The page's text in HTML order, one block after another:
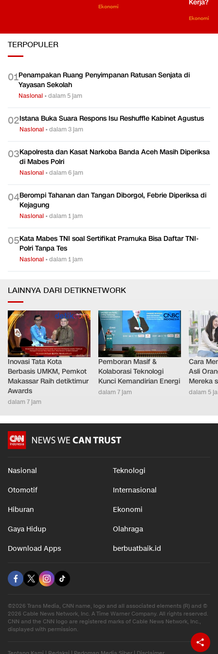
Ekonomi
Kerja?
Ekonomi
TERPOPULER
01Penampakan Ruang Penyimpanan Ratusan Senjata di
Yayasan Sekolah
Nasional •dalam 5 jam
02Istana Buka Suara Respons Isu Reshuffle Kabinet Agustus
Nasional •dalam 3 jam
03Kapolresta dan Kasat Narkoba Banda Aceh Masih Diperiksa
di Mabes Polri
Nasional •dalam 6 jam
04Berompi Tahanan dan Tangan Diborgol, Febrie Diperiksa di
Kejagung
Nasional •dalam 1 jam
05Kata Mabes TNI soal Sertifikat Pramuka Bisa Daftar TNI-
Polri Tanpa Tes
Nasional •dalam 1 jam
LAINNYA DARI DETIKNETWORK
Inovasi Tata Kota
Berbasis UMKM, Pemkot
Makassar Raih detiktimur
Awards
dalam 7 jam
Pemboran Masif &
Kolaborasi Teknologi
Kunci Kemandirian Energi
dalam 7 jam
Cara
Asli
Mereka
dalam 5
Nasional Teknologi
Otomotif Internasional
Hiburan Ekonomi
Gaya Hidup Olahraga
Download Apps berbuatbaik.id
©2026 Trans Media, CNN name, logo and all associated elements (R) and ©
2026 Cable News Network, Inc. A Time Warner Company. All rights reserved.
CNN and the CNN logo are registered marks of Cable News Network, Inc.,
displayed with permission.